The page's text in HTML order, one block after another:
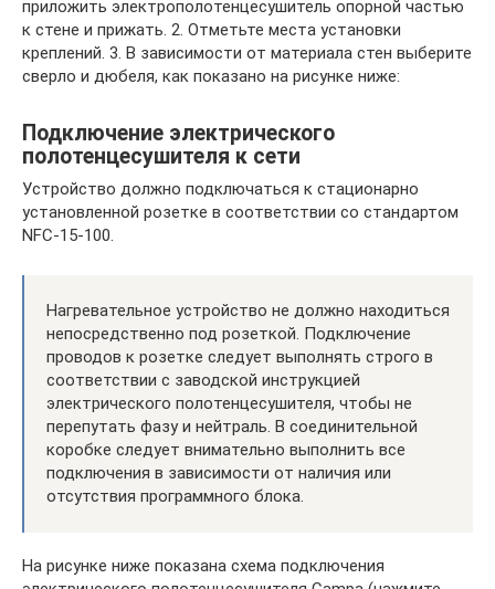
приложить электрополотенцесушитель опорной частью
к стене и прижать. 2. Отметьте места установки
креплений. 3. В зависимости от материала стен выберите
сверло и дюбеля, как показано на рисунке ниже:
Подключение электрического
полотенцесушителя к сети
Устройство должно подключаться к стационарно
установленной розетке в соответствии со стандартом
NFC-15-100.
Нагревательное устройство не должно находиться
непосредственно под розеткой. Подключение
проводов к розетке следует выполнять строго в
соответствии с заводской инструкцией
электрического полотенцесушителя, чтобы не
перепутать фазу и нейтраль. В соединительной
коробке следует внимательно выполнить все
подключения в зависимости от наличия или
отсутствия программного блока.
На рисунке ниже показана схема подключения